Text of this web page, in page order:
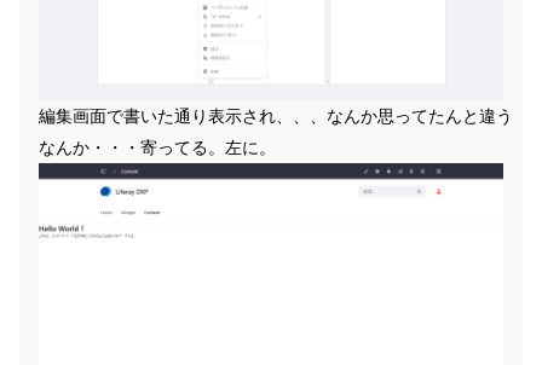
編集画面で書いた通り表示され、、、なんか思ってたんと違う
なんか・・・寄ってる。左に。